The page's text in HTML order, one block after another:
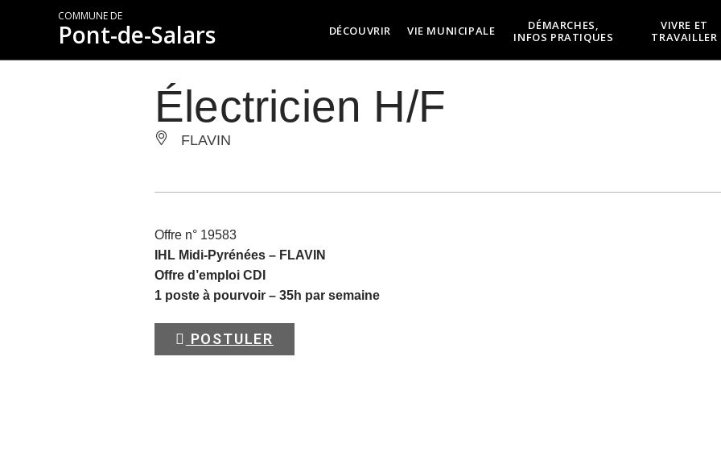
COMMUNE DE
Pont-de-Salars DÉCOUVRIR VIE MUNICIPALE
DÉMARCHES,
INFOS PRATIQUES
VIVRE ET
TRAVAILLER
Électricien H/F
FLAVIN
Offre n° 19583
IHL Midi-Pyrénées – FLAVIN
Offre d’emploi CDI
1 poste à pourvoir – 35h par semaine
POSTULER